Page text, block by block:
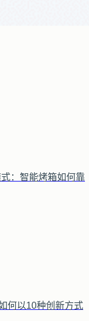
：智能烤箱如何靠
何以10种创新方式